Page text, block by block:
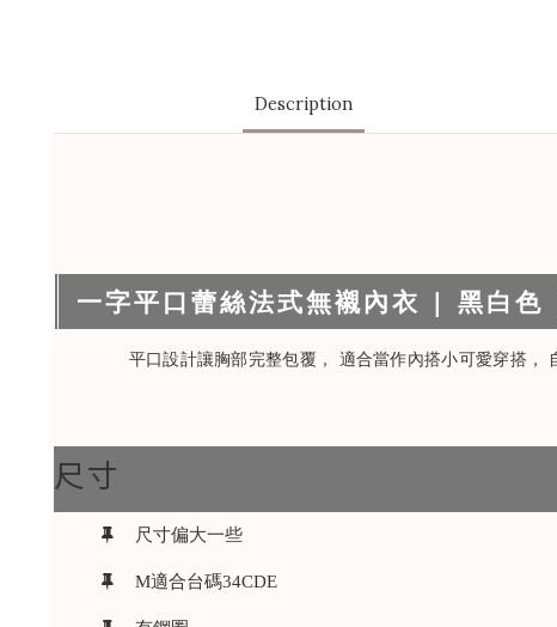
Description
一字平口蕾絲法式無襯內衣 | 黑白
平口設計讓胸部完整包覆， 適合當作內搭小可愛穿搭，
尺寸
尺寸偏大一些
M適合台碼34CDE